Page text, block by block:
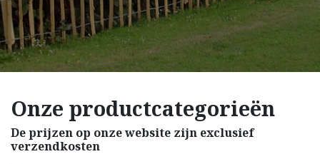
Onze productcategorieën
De prijzen op onze website zijn exclusief
verzendkosten